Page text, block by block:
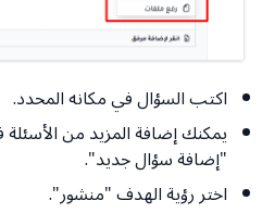
اكتب السؤال في مكانه المحدد.
يمكنك إضافة المزيد من
"إضافة سؤال جديد".
اختر رؤية الهدف "منشور".